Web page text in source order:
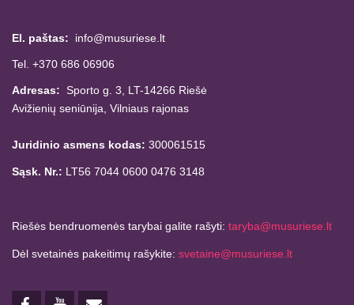
El. paštas: info@musuriese.lt
Tel. +370 686 06906
Adresas: Sporto g. 3, LT-14266 Riešė
Avižienių seniūnija, Vilniaus rajonas
Juridinio asmens kodas: 300061515
Sąsk. Nr.: LT56 7044 0600 0476 3148
Riešės bendruomenės tarybai galite rašyti: taryba@musuriese.lt
Dėl svetainės pakeitimų rašykite: svetaine@musuriese.lt